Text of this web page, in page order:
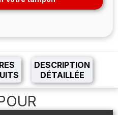
DESCRIPTION
DÉTAILLÉE